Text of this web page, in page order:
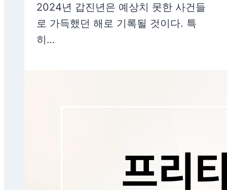
2024년 갑진년은 예상치 못한 사건들
로 가득했던 해로 기록될 것이다. 특
히…